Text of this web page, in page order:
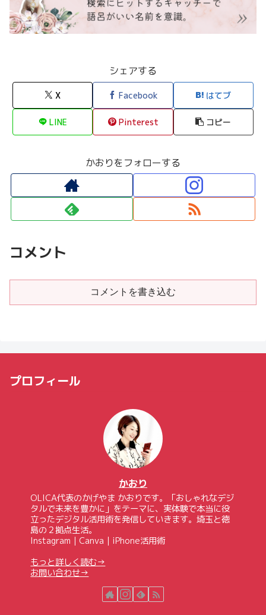
シェアする
X Facebook はてブ
LINE Pinterest コピー
かおりをフォローする
コメント
コメントを書き込む
プロフィール
かおり
OLICA代表のかげやま かおりです。「おしゃれなデジ
タルで未来を豊かに」をテーマに、実体験で本当に役
立ったデジタル活用術を発信していきます。埼玉と徳
島の２拠点生活。
Instagram｜Canva｜iPhone活用術
もっと詳しく読む→
お問い合わせ→